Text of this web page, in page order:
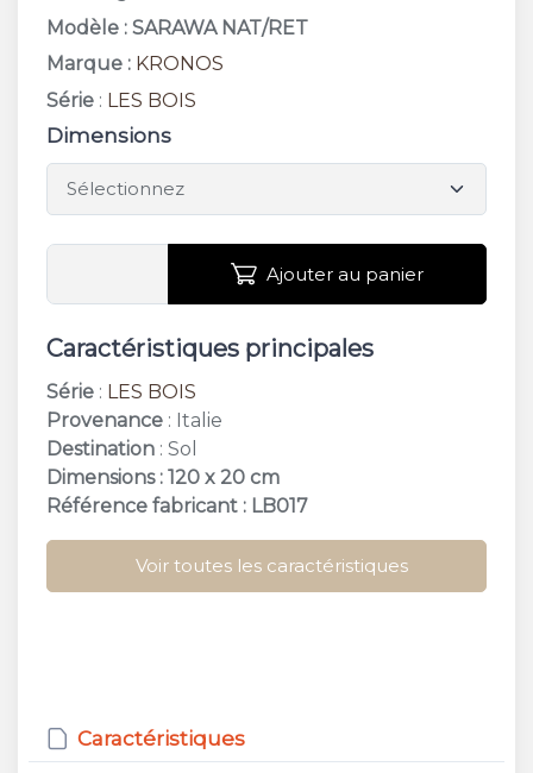
Modèle : SARAWA NAT/RET
Marque : KRONOS
Série : LES BOIS
Dimensions
Ajouter au panier
Caractéristiques principales
Série : LES BOIS
Provenance : Italie
Destination : Sol
Dimensions : 120 x 20 cm
Référence fabricant : LB017
Voir toutes les caractéristiques
Caractéristiques